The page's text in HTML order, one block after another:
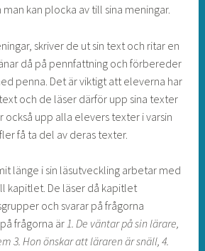
kan plocka av till sina meningar.
skriver de ut sin text och ritar en
då på pennfattning och förbereder
penna. Det är viktigt att eleverna har
och de läser därför upp sina texter
också upp alla elevers texter i varsin
få ta del av deras texter.
länge i sin läsutveckling arbetar med
kapitlet. De läser då kapitlet
och svarar på frågorna
frågorna är1. De väntar på sin lärare,
3. Hon önskar att läraren är snäll, 4.